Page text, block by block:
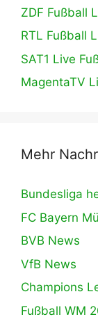
ZDF Fußball
RTL Fußball
SAT1 Live
MagentaTV
Mehr
Bundesliga
FC Bayern
BVB News
VfB News
Champions
Fußball WM